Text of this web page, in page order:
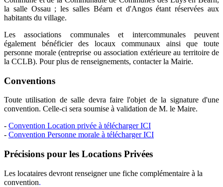
la salle Ossau ; les salles Béarn et d'Angos étant réservées aux
habitants du village.
Les associations communales et intercommunales peuvent
également bénéficier des locaux communaux ainsi que toute
personne morale (entreprise ou association extérieure au territoire de
la CCLB). Pour plus de renseignements, contacter la Mairie.
Conventions
Toute utilisation de salle devra faire l'objet de la signature d'une
convention. Celle-ci sera soumise à validation de M. le Maire.
- Convention Location privée à télécharger ICI
- Convention Personne morale à télécharger ICI
Précisions pour les Locations Privées
Les locataires devront renseigner une fiche complémentaire à la
convention.